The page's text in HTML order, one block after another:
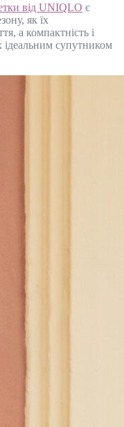
від UNIQLO є
як їх
а компактність і
ідеальним супутником